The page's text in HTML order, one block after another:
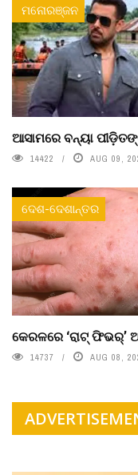
ମନୋରଞ୍ଜନ
ଆସାମରେ ବନ୍ୟା
14422 AUG 09,
ଦେଶ-ଦେଶାନ୍ତର
କେରଳରେ ‘ରାଟ୍ ଫିଭର୍’
14737 AUG 08,